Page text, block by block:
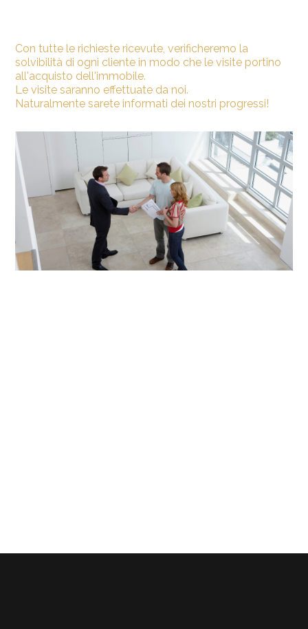
Con tutte le richieste ricevute, verificheremo la
solvibilità di ogni cliente in modo che le visite portino
all'acquisto dell'immobile.
Le visite saranno effettuate da noi.
Naturalmente sarete informati dei nostri progressi!